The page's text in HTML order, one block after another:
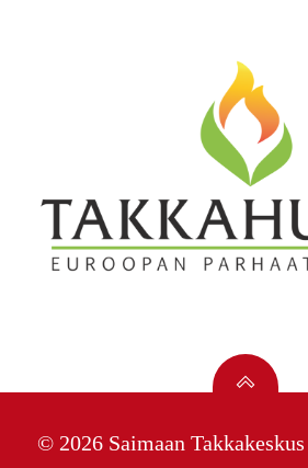
© 2026 Saimaan